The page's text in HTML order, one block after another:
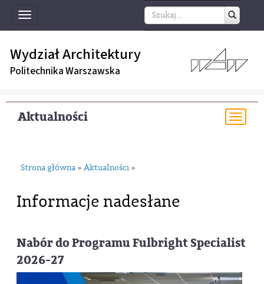
Toggle
navigation
Wydział Architektury
Politechnika Warszawska
Aktualności
Strona główna » Aktualności »
Informacje nadesłane
Nabór do Programu Fulbright Specialist
2026-27